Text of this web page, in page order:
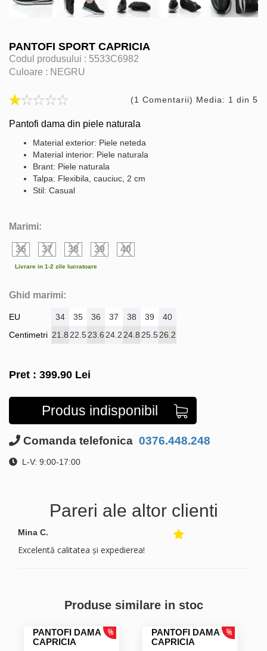
PANTOFI SPORT CAPRICIA
Codul produsului : 5533C6982
Culoare : NEGRU
(1 Comentarii) Media: 1 din 5
Pantofi dama din piele naturala
Material exterior: Piele neteda
Material interior: Piele naturala
Brant: Piele naturala
Talpa: Flexibila, cauciuc, 2 cm
Stil: Casual
Marimi:
36 37 38 39 40
Livrare in 1-2 zile lucratoare
Ghid marimi:
EU
Centimetri
34 35 36 37 38 39
40
21.8 22.523.6 24.2 24.8 25.526.2
Pret : 399.90 Lei
Produs indisponibil
Comanda telefonica 0376.448.248
L-V: 9:00-17:00
Pareri ale altor clienti
Mina C.
Excelentă calitatea și expedierea!
Produse similare in stoc
PANTOFI DAMA
CAPRICIA
PANTOFI DAMA
CAPRICIA